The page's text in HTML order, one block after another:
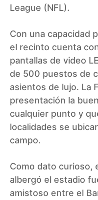
League (NFL).
Con una capacidad
el recinto cuenta
pantallas de video
de 500 puestos de
asientos de lujo. La
presentación la
cualquier punto y
localidades se
campo.
Como dato curioso,
albergó el estadio
amistoso entre el